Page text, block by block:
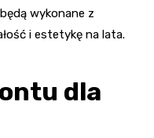
wykonane z
i estetykę na lata.
dla